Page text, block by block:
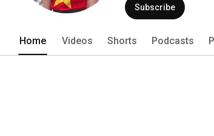
Subscribe
Home Videos Shorts Podcasts